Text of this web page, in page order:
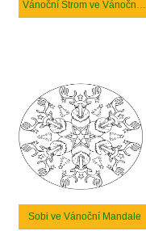
Vánoční Strom ve Vánoční Mandale
Sobi ve Vánoční Mandale